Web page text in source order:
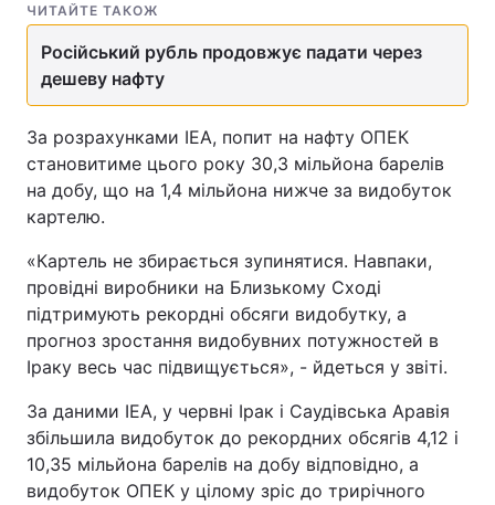
ЧИТАЙТЕ ТАКОЖ
Російський рубль продовжує падати через
дешеву нафту
За розрахунками IEA, попит на нафту ОПЕК
становитиме цього року 30,3 мільйона барелів
на добу, що на 1,4 мільйона нижче за видобуток
картелю.
«Картель не збирається зупинятися. Навпаки,
провідні виробники на Близькому Сході
підтримують рекордні обсяги видобутку, а
прогноз зростання видобувних потужностей в
Іраку весь час підвищується», - йдеться у звіті.
За даними IEA, у червні Ірак і Саудівська Аравія
збільшила видобуток до рекордних обсягів 4,12 і
10,35 мільйона барелів на добу відповідно, а
видобуток ОПЕК у цілому зріс до трирічного